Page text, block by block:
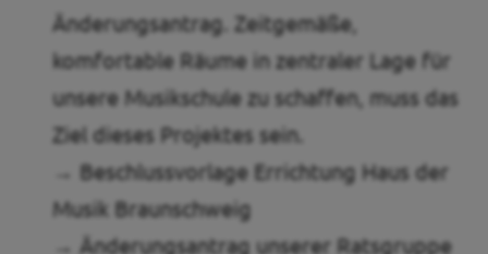
Änderungsantrag. Zeitgemäße,
komfortable Räume in zentraler Lage für
unsere Musikschule zu schaffen, muss das
Ziel dieses Projektes sein.
→ Beschlussvorlage Errichtung Haus der
Musik Braunschweig
→ Änderungsantrag unserer Ratsgruppe